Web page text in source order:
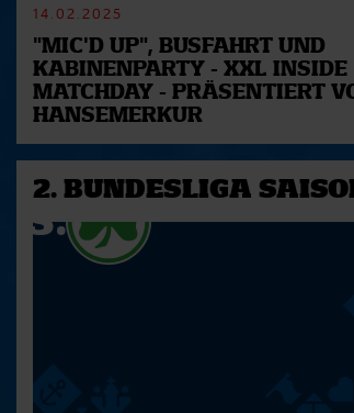
14.02.2025
"MIC'D UP", BUSFAHRT UND
KABINENPARTY - XXL INSIDE
MATCHDAY - PRÄSENTIERT
HANSEMERKUR
2. BUNDESLIGA